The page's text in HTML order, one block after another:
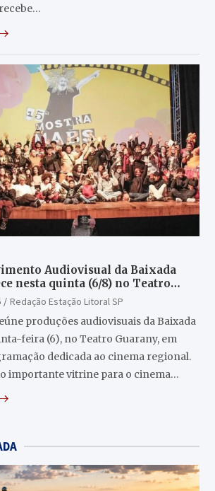
Audiovisual da Baixada
nesta quinta (6/8) no Teatro
Redação Estação Litoral SP
produções audiovisuais da Baixada
feira (6), no Teatro Guarany, em
dedicada ao cinema regional.
importante vitrine para o cinema…